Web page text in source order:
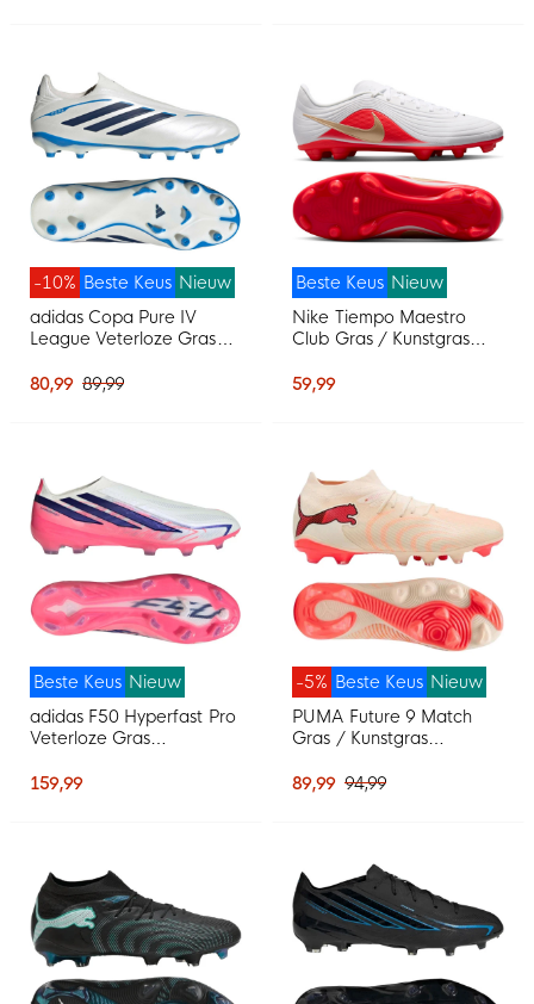
Beste Keus
-10%
Nieuw
adidas Copa Pure IV
League Veterloze Gras
Wit Blauw Donkerblauw
80,99 89,99
Beste Keus Nieuw
Nike Tiempo Maestro
Club Gras / Kunstgras
Wit Felrood Goud
59,99
Beste Keus Nieuw
adidas F50 Hyperfast Pro
Veterloze Gras
Wit Paars Roze
159,99
Beste Keus
-5%
Nieuw
PUMA Future 9 Match
Gras / Kunstgras
Gebroken Wit Zwart
89,99 94,99